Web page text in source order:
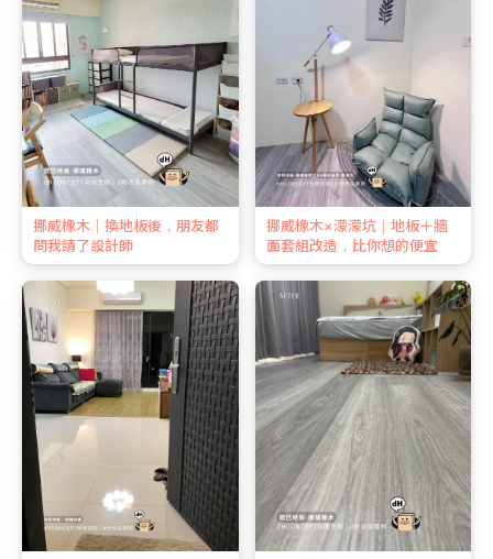
挪威橡木｜換地板後，朋友都
問我請了設計師
挪威橡木×濛濛坑｜地板＋牆
面套組改造，比你想的便宜